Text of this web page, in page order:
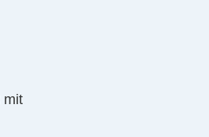
mit